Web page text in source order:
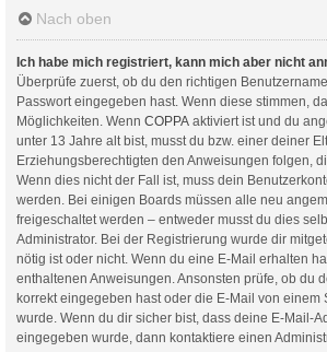
Nach oben
Ich habe mich registriert, kann mich aber nicht
Überprüfe zuerst, ob du den richtigen
Passwort eingegeben hast. Wenn diese stimmen,
Möglichkeiten. Wenn COPPA aktiviert ist und du
unter 13 Jahre alt bist, musst du bzw. einer deiner
Erziehungsberechtigten den Anweisungen folgen,
Wenn dies nicht der Fall ist, muss dein
werden. Bei einigen Boards müssen alle neu
freigeschaltet werden – entweder musst du dies
Administrator. Bei der Registrierung wurde dir
nötig ist oder nicht. Wenn du eine E-Mail erhalten
enthaltenen Anweisungen. Ansonsten prüfe, ob du
korrekt eingegeben hast oder die E-Mail von einem
wurde. Wenn du dir sicher bist, dass deine E-Mail-
eingegeben wurde, dann kontaktiere einen